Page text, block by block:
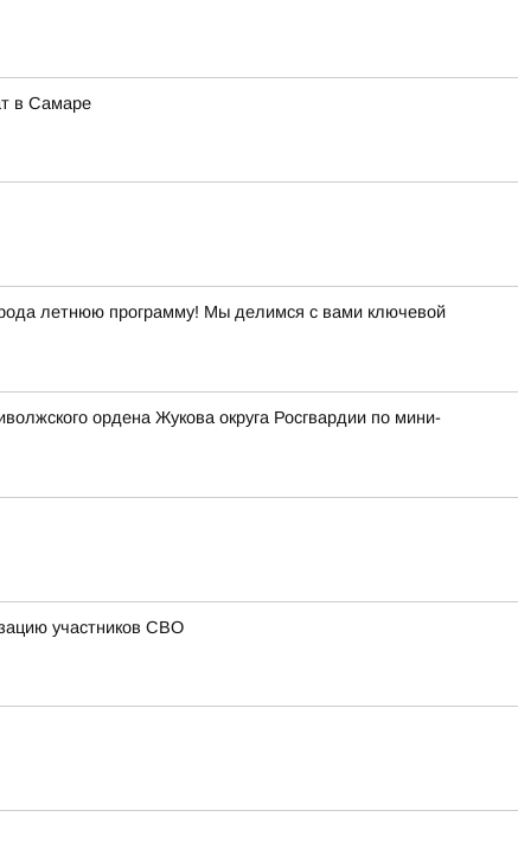
в Самаре
летнюю программу! Мы делимся с вами ключевой
ордена Жукова округа Росгвардии по мини-
участников СВО